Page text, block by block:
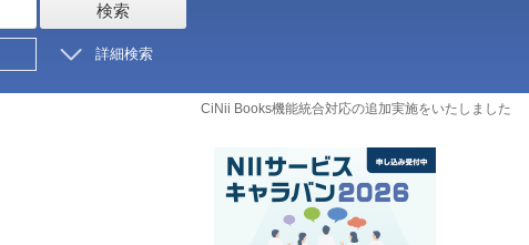
検索
詳細検索
CiNii Books機能統合対応の追加実施をいたしました